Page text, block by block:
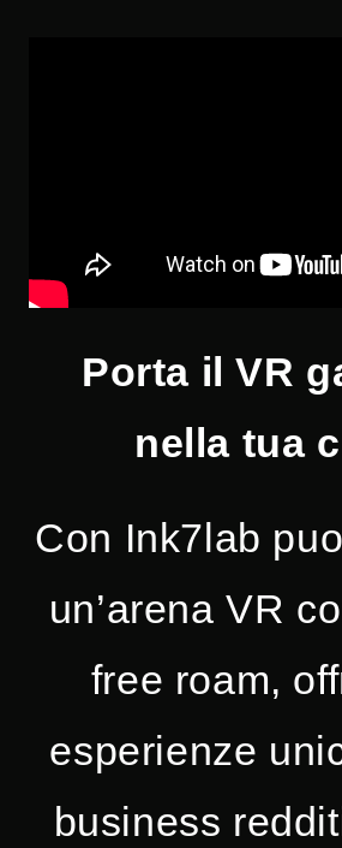
Porta il VR
nella tua
Con Ink7lab
un’arena VR
free roam,
esperienze
business